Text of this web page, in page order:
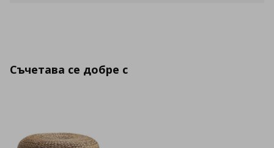
Съчетава се добре с